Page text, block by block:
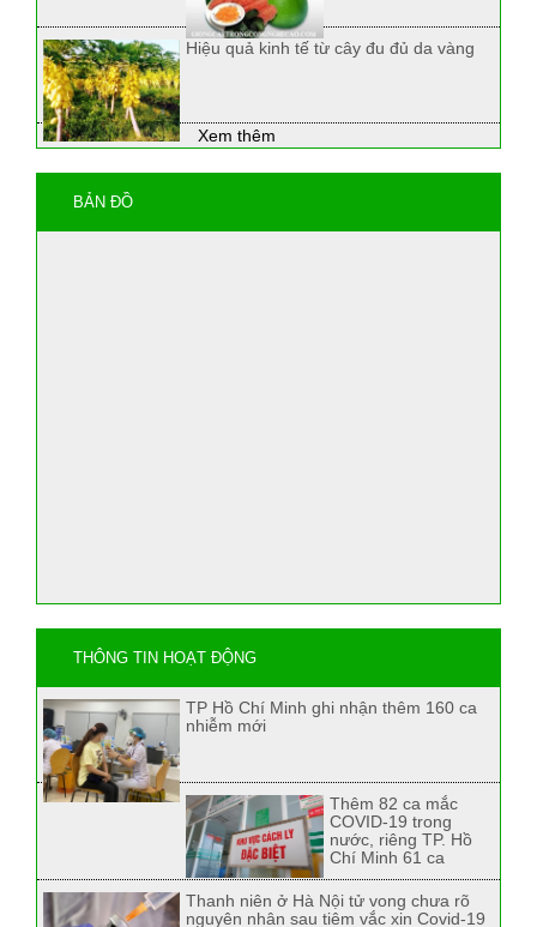
Hiệu quả kinh tế từ cây đu đủ da vàng
Xem thêm
BẢN ĐỒ
THÔNG TIN HOẠT ĐỘNG
TP Hồ Chí Minh ghi nhận thêm 160 ca
nhiễm mới
Thêm 82 ca mắc
COVID-19 trong
nước, riêng TP. Hồ
Chí Minh 61 ca
Thanh niên ở Hà Nội tử vong chưa rõ
nguyên nhân sau tiêm vắc xin Covid-19